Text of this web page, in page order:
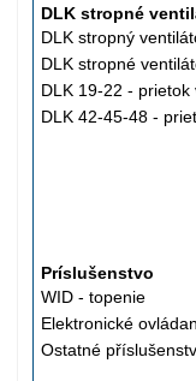
DLK stropné
DLK stropný
DLK stropné
DLK 19-22 -
DLK 42-45-48 -
Príslušenstvo
WID - topenie
Elektronické
Ostatné